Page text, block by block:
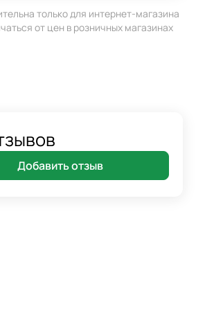
только для интернет-магазина
от цен в розничных магазинах
Добавить отзыв